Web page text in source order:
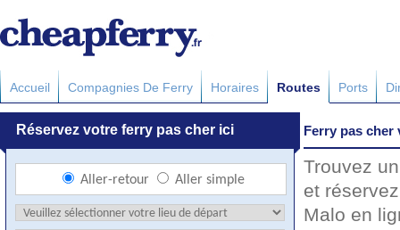
Accueil Compagnies De Ferry Horaires Routes Ports
Ferry pas cher
Trouvez
et
Malo en